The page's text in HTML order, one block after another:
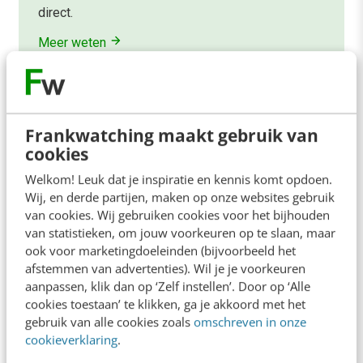
Frankwatching maakt gebruik van
cookies
Welkom! Leuk dat je inspiratie en kennis komt opdoen.
Wij, en derde partijen, maken op onze websites gebruik
van cookies. Wij gebruiken cookies voor het bijhouden
van statistieken, om jouw voorkeuren op te slaan, maar
ook voor marketingdoeleinden (bijvoorbeeld het
afstemmen van advertenties). Wil je je voorkeuren
aanpassen, klik dan op ‘Zelf instellen’. Door op ‘Alle
cookies toestaan’ te klikken, ga je akkoord met het
gebruik van alle cookies zoals omschreven in onze
cookieverklaring.
direct.
Meer weten
Contact Redactie
redactie@frankwatching.com
+31 30 200 1045
Tarieven
Meer contactopties
Frankwatching